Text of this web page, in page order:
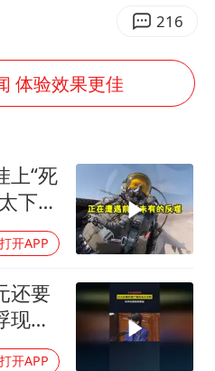
面对面丨蔡磊：与渐冻症抗争 纵使不敌 也不屈服
5万小车卖不动 微型代步车集体遇冷
会“偷听”我们说话吗
上半年全球新能源乘用车销量1122万台
约14万栋建筑被完全摧毁
从科技创新看开局起步的时与势
216
体验效果更佳
上“死
下作
打开APP
还要
现，
打开APP